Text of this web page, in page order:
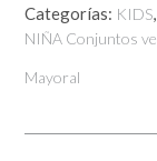
Categorías: KIDS,
NIÑA Conjuntos
Mayoral